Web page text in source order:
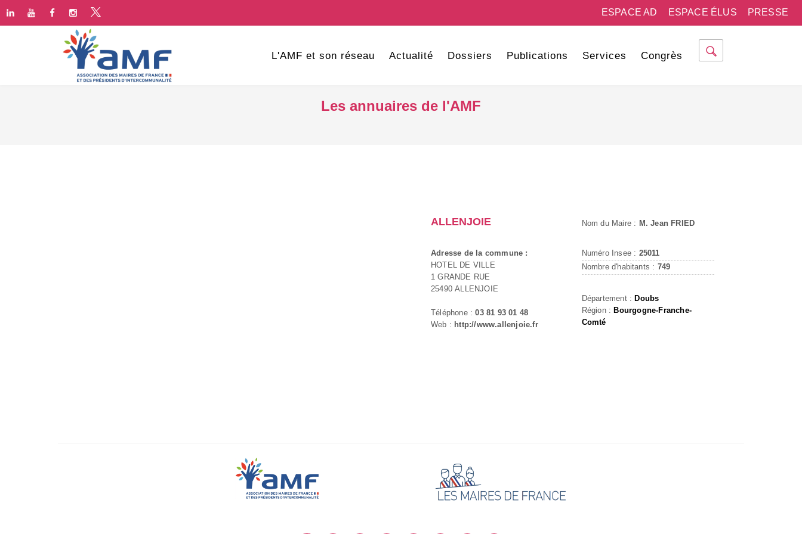
PRESSE
ESPACE ÉLUS
ESPACE AD
L'AMF et son réseau Actualité Dossiers Publications Services Congrès
Les annuaires de l'AMF
ALLENJOIE
Adresse de la commune :
HOTEL DE VILLE
1 GRANDE RUE
25490 ALLENJOIE
Téléphone :03 81 93 01 48
Web : http://www.allenjoie.fr
Nom du Maire : M. Jean FRIED
Numéro Insee : 25011
Nombre d'habitants : 749
Département : Doubs
Région : Bourgogne-Franche-
Comté